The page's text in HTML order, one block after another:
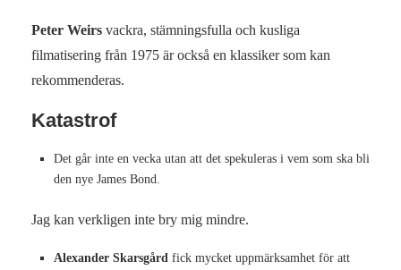
Peter Weirs vackra, stämningsfulla och kusliga
filmatisering från 1975 är också en klassiker som kan
rekommenderas.
Katastrof
Det går inte en vecka utan att det spekuleras i vem som ska bli
den nye James Bond.
Jag kan verkligen inte bry mig mindre.
Alexander Skarsgård fick mycket uppmärksamhet för att